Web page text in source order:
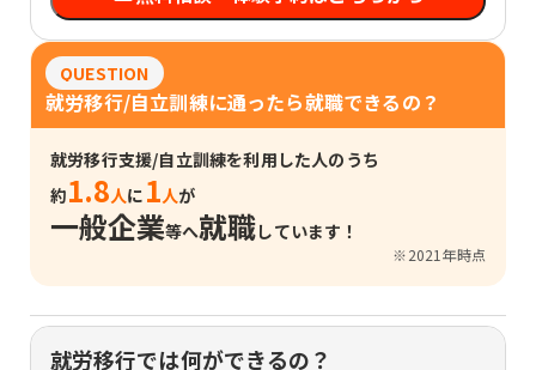
QUESTION
就労移行/自立訓練に通ったら就職できるの？
就労移行支援/自立訓練を利用した人のうち
約1.8人に 1人が
一般企業等へ就職しています！
※2021年時点
就労移行では何ができるの？